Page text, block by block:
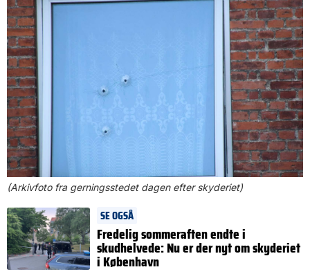
(Arkivfoto fra gerningsstedet dagen efter skyderiet)
SE OGSÅ
Fredelig sommeraften endte i
skudhelvede: Nu er der nyt om skyderiet
i København